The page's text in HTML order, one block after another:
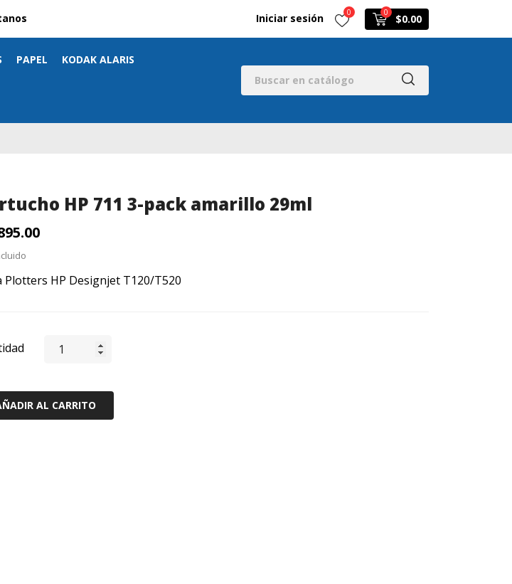
Iniciar sesión 0 0 $0.00
PAPEL KODAK ALARIS
HP 711 3-pack amarillo 29ml
Plotters HP Designjet T120/T520
AL CARRITO